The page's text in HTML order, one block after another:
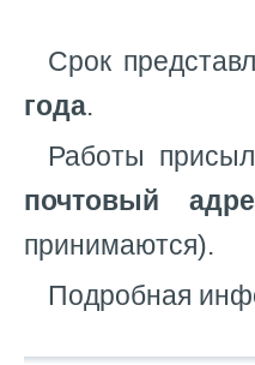
Срок
года.
Работы
почтовый
принимаются).
Подробная